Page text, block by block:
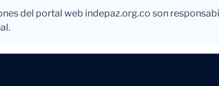
del portal web indepaz.org.co son